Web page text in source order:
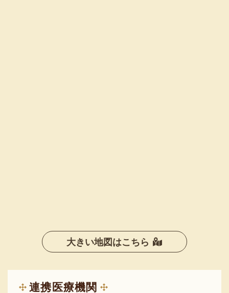
大きい地図はこちら
連携医療機関